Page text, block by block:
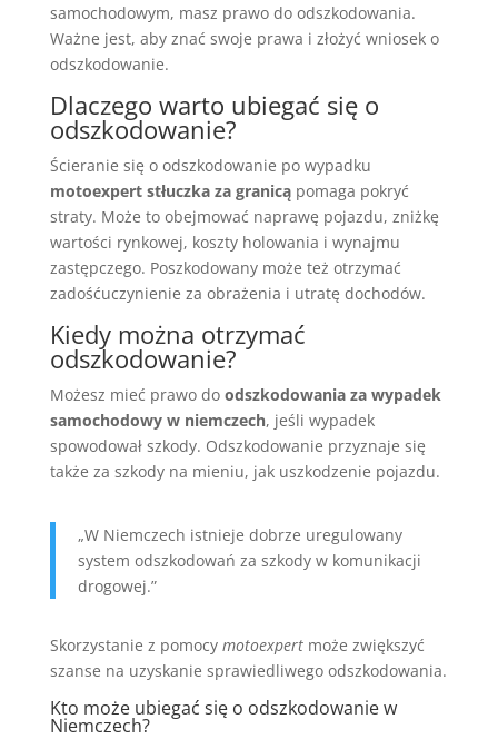
samochodowym, masz prawo do odszkodowania.
Ważne jest, aby znać swoje prawa i złożyć wniosek o
odszkodowanie.
Dlaczego warto ubiegać się o
odszkodowanie?
Ścieranie się o odszkodowanie po wypadku
motoexpert stłuczka za granicąpomaga pokryć
straty. Może to obejmować naprawę pojazdu, zniżkę
wartości rynkowej, koszty holowania i wynajmu
zastępczego. Poszkodowany może też otrzymać
zadośćuczynienie za obrażenia i utratę dochodów.
Kiedy można otrzymać
odszkodowanie?
Możesz mieć prawo do odszkodowania za wypadek
samochodowy w niemczech, jeśli wypadek
spowodował szkody. Odszkodowanie przyznaje się
także za szkody na mieniu, jak uszkodzenie pojazdu.
„W Niemczech istnieje dobrze uregulowany
system odszkodowań za szkody w komunikacji
drogowej.”
Skorzystanie z pomocy motoexpertmoże zwiększyć
szanse na uzyskanie sprawiedliwego odszkodowania.
Kto może ubiegać się o odszkodowanie w
Niemczech?